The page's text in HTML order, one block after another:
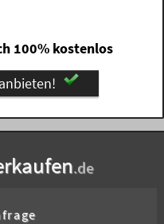
100% kostenlos
.de